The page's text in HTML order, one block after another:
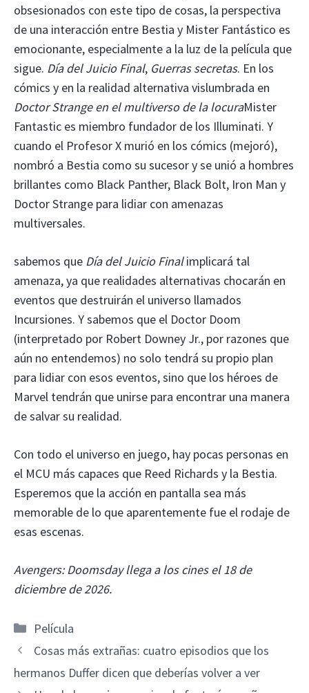
obsesionados con este tipo de cosas, la perspectiva
de una interacción entre Bestia y Mister Fantástico es
emocionante, especialmente a la luz de la película que
sigue. Día del Juicio Final, Guerras secretas. En los
cómics y en la realidad alternativa vislumbrada en
Doctor Strange en el multiverso de la locuraMister
Fantastic es miembro fundador de los Illuminati. Y
cuando el Profesor X murió en los cómics (mejoró),
nombró a Bestia como su sucesor y se unió a hombres
brillantes como Black Panther, Black Bolt, Iron Man y
Doctor Strange para lidiar con amenazas
multiversales.
sabemos que Día del Juicio Finalimplicará tal
amenaza, ya que realidades alternativas chocarán en
eventos que destruirán el universo llamados
Incursiones. Y sabemos que el Doctor Doom
(interpretado por Robert Downey Jr., por razones que
aún no entendemos) no solo tendrá su propio plan
para lidiar con esos eventos, sino que los héroes de
Marvel tendrán que unirse para encontrar una manera
de salvar su realidad.
Con todo el universo en juego, hay pocas personas en
el MCU más capaces que Reed Richards y la Bestia.
Esperemos que la acción en pantalla sea más
memorable de lo que aparentemente fue el rodaje de
esas escenas.
Avengers: Doomsday llega a los cines el 18 de
diciembre de 2026.
Categorías
Película
Cosas más extrañas: cuatro episodios que los
hermanos Duffer dicen que deberías volver a ver